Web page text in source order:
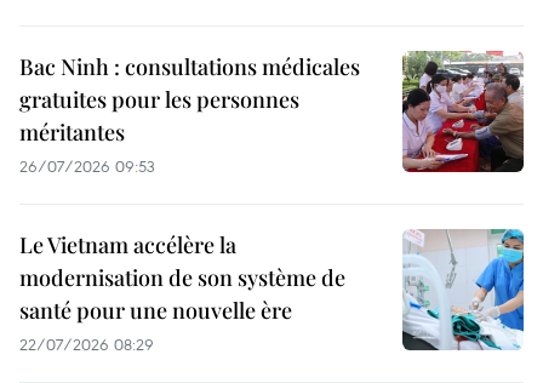
Bac Ninh : consultations médicales
gratuites pour les personnes
méritantes
26/07/2026 09:53
Le Vietnam accélère la
modernisation de son système de
santé pour une nouvelle ère
22/07/2026 08:29